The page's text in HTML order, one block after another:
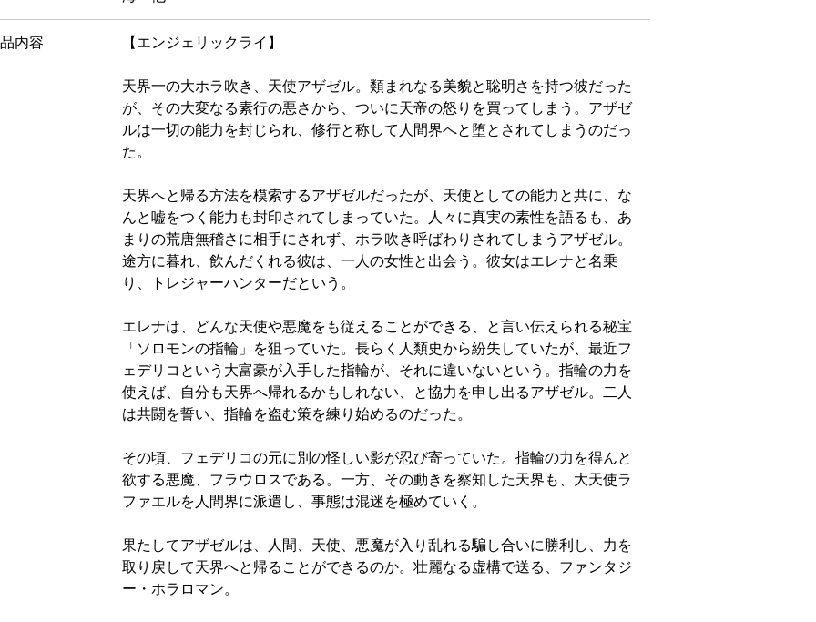
内容 【エンジェリックライ】
天界一の大ホラ吹き、天使アザゼル。類まれなる美貌と聡明さを持つ彼だった
が、その大変なる素行の悪さから、ついに天帝の怒りを買ってしまう。アザゼ
ルは一切の能力を封じられ、修行と称して人間界へと堕とされてしまうのだっ
た。
天界へと帰る方法を模索するアザゼルだったが、天使としての能力と共に、な
んと嘘をつく能力も封印されてしまっていた。人々に真実の素性を語るも、あ
まりの荒唐無稽さに相手にされず、ホラ吹き呼ばわりされてしまうアザゼル。
途方に暮れ、飲んだくれる彼は、一人の女性と出会う。彼女はエレナと名乗
り、トレジャーハンターだという。
エレナは、どんな天使や悪魔をも従えることができる、と言い伝えられる秘宝
「ソロモンの指輪」を狙っていた。長らく人類史から紛失していたが、最近フ
ェデリコという大富豪が入手した指輪が、それに違いないという。指輪の力を
使えば、自分も天界へ帰れるかもしれない、と協力を申し出るアザゼル。二人
は共闘を誓い、指輪を盗む策を練り始めるのだった。
その頃、フェデリコの元に別の怪しい影が忍び寄っていた。指輪の力を得んと
欲する悪魔、フラウロスである。一方、その動きを察知した天界も、大天使ラ
ファエルを人間界に派遣し、事態は混迷を極めていく。
果たしてアザゼルは、人間、天使、悪魔が入り乱れる騙し合いに勝利し、力を
取り戻して天界へと帰ることができるのか。壮麗なる虚構で送る、ファンタジ
ー・ホラロマン。